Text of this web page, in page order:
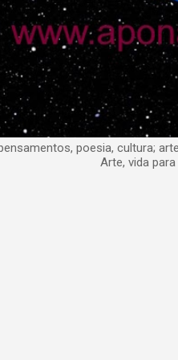
poesia, cultura;
Arte, vida